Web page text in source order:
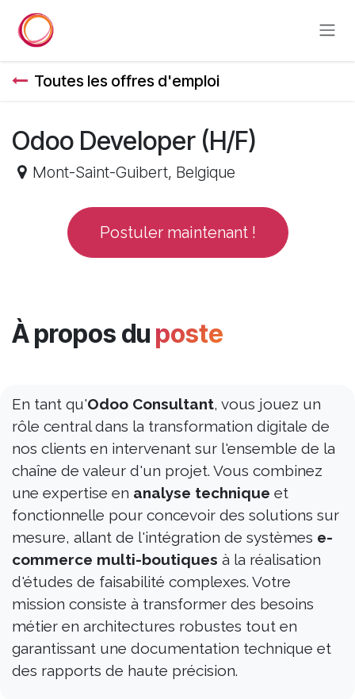
Toutes les offres d'emploi
Odoo Developer (H/F)
Mont-Saint-Guibert, Belgique
Postuler maintenant !
À propos du poste
En tant qu'Odoo Consultant, vous jouez un
rôle central dans la transformation digitale de
nos clients en intervenant sur l'ensemble de la
chaîne de valeur d'un projet. Vous combinez
une expertise en analyse technique et
fonctionnelle pour concevoir des solutions sur
mesure, allant de l'intégration de systèmes e-
commerce multi-boutiques à la réalisation
d'études de faisabilité complexes. Votre
mission consiste à transformer des besoins
métier en architectures robustes tout en
garantissant une documentation technique et
des rapports de haute précision.